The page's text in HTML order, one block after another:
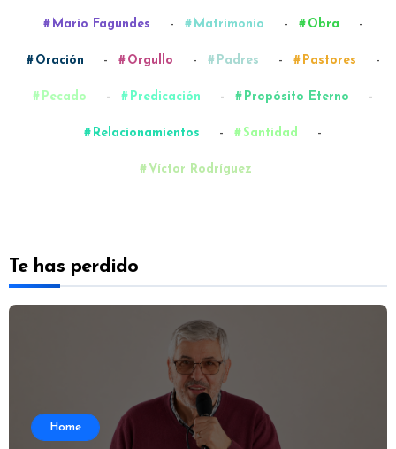
Mario Fagundes - Matrimonio - Obra -
Oración - Orgullo - Padres - Pastores -
Pecado - Predicación - Propósito Eterno -
Relacionamientos - Santidad -
Víctor Rodríguez
Te has perdido
Home